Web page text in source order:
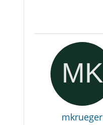
mkrueger